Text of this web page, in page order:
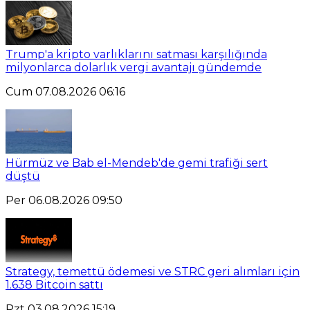
Trump'a kripto varlıklarını satması karşılığında
milyonlarca dolarlık vergi avantajı gündemde
Cum 07.08.2026 06:16
Hürmüz ve Bab el-Mendeb'de gemi trafiği sert
düştü
Per 06.08.2026 09:50
Strategy, temettü ödemesi ve STRC geri alımları için
1.638 Bitcoin sattı